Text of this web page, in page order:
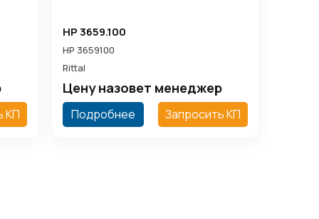
КП
HP 3659.100
HP 3659100
Rittal
Цену назовет менеджер
Подробнее Запросить КП